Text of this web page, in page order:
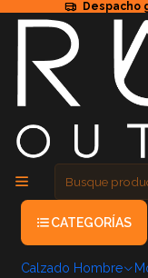
Despacho
CATEGORÍAS
Calzado Hombre